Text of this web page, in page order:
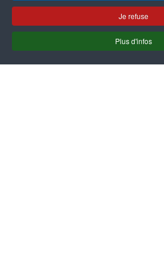
Je refuse
Plus d'infos
Cours de polonais - adultes